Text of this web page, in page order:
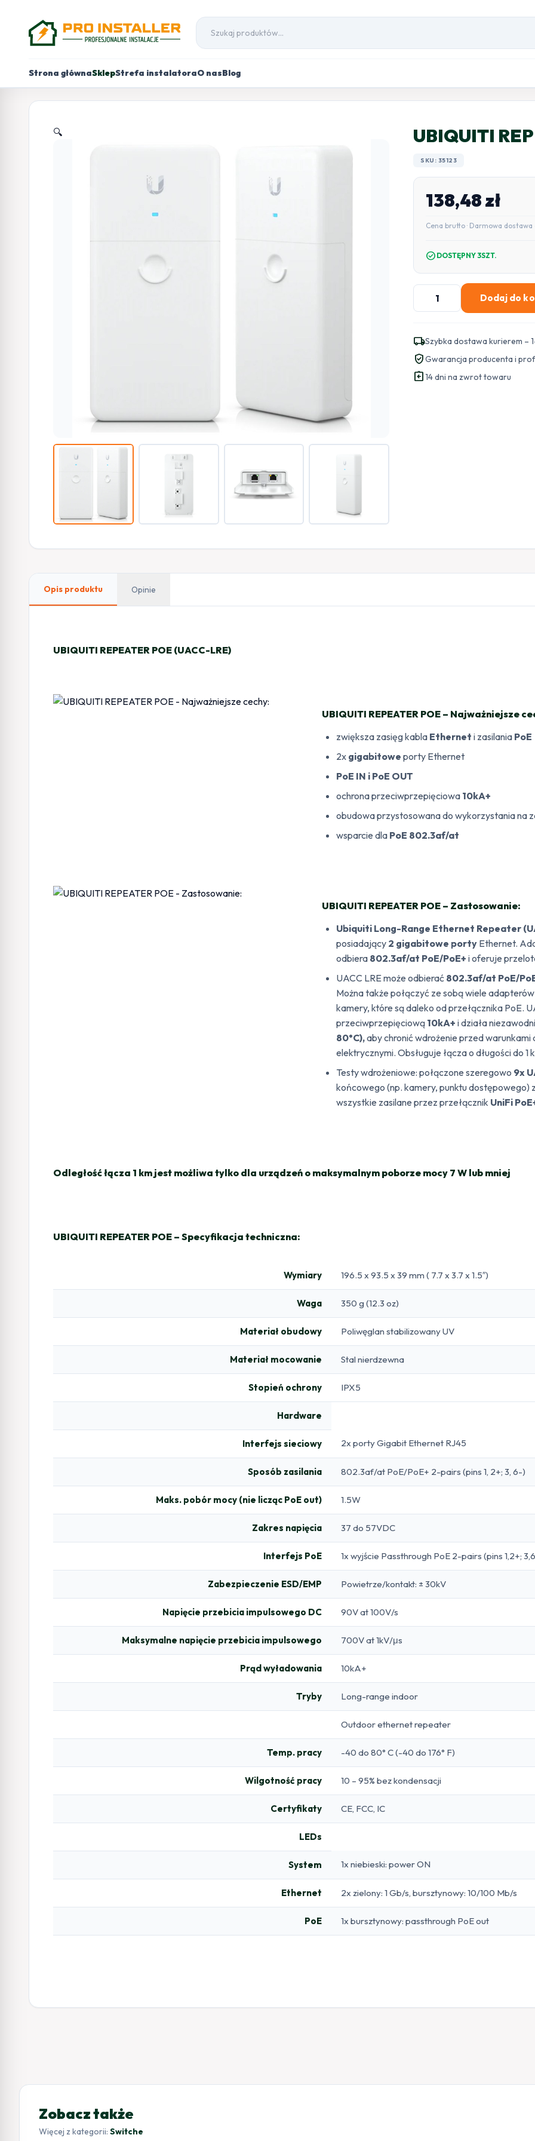
Strona głównaSklepStrefa instalatoraO nasBlog
🔍 UBIQUITI
SKU: 35123
138,48zł
Cena brutto · Darmowa
check_circle DOSTĘPNY 3SZT.
ilość
UBIQUITI
POE
(UACC-
LRE)
Dodaj do
local_shippingSzybka dostawa kurierem –
verified_userGwarancja producenta i
assignment_return14 dni na zwrot towaru
Opis produktu Opinie
UBIQUITI REPEATER POE (UACC-LRE)
UBIQUITI REPEATER POE – Najważniejsze
zwiększa zasięg kabla Etherneti zasilania PoE
2x gigabitoweporty Ethernet
PoE IN i PoE OUT
ochrona przeciwprzepięciowa 10kA+
obudowa przystosowana do wykorzystania na
wsparcie dla PoE 802.3af/at
UBIQUITI REPEATER POE – Zastosowanie:
Ubiquiti Long-Range Ethernet Repeater
posiadający 2 gigabitowe porty Ethernet.
odbiera 802.3af/at PoE/PoE+ i oferuje
UACC LRE może odbierać 802.3af/at PoE/
Można także połączyć ze sobą wiele
kamery, które są daleko od przełącznika PoE.
przeciwprzepięciową 10kA+i działa
80°C),aby chronić wdrożenie przed
elektrycznymi. Obsługuje łącza o długości do 1
Testy wdrożeniowe: połączone szeregowo 9x
końcowego (np. kamery, punktu dostępowego)
wszystkie zasilane przez przełącznik UniFi
Odległość łącza 1 km jest możliwa tylko dla urządzeń o maksymalnym poborze mocy 7 W lub mniej
UBIQUITI REPEATER POE – Specyfikacja techniczna:
Wymiary 196.5 x 93.5 x 39 mm ( 7.7 x 3.7 x 1.5″)
Waga 350 g (12.3 oz)
Materiał obudowy Poliwęglan stabilizowany UV
Materiał mocowanie Stal nierdzewna
Stopień ochrony IPX5
Hardware
Interfejs sieciowy 2x porty Gigabit Ethernet RJ45
Sposób zasilania 802.3af/at PoE/PoE+ 2-pairs (pins 1, 2+; 3, 6-)
Maks. pobór mocy (nie licząc PoE out) 1.5W
Zakres napięcia 37 do 57VDC
Interfejs PoE 1x wyjście Passthrough PoE 2-pairs (pins 1,2+;
Zabezpieczenie ESD/EMP Powietrze/kontakt: ± 30kV
Napięcie przebicia impulsowego DC 90V at 100V/s
Maksymalne napięcie przebicia impulsowego 700V at 1kV/μs
Prąd wyładowania 10kA+
Tryby Long-range indoor
Outdoor ethernet repeater
Temp. pracy -40 do 80° C (-40 do 176° F)
Wilgotność pracy 10 – 95% bez kondensacji
Certyfikaty CE, FCC, IC
LEDs
System 1x niebieski: power ON
Ethernet 2x zielony: 1 Gb/s, bursztynowy: 10/100 Mb/s
PoE 1x bursztynowy: passthrough PoE out
Zobacz także
Więcej z kategorii: Switche